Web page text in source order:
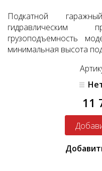
Подкатной
гидравлическим
грузоподъемность
минимальная высота
11